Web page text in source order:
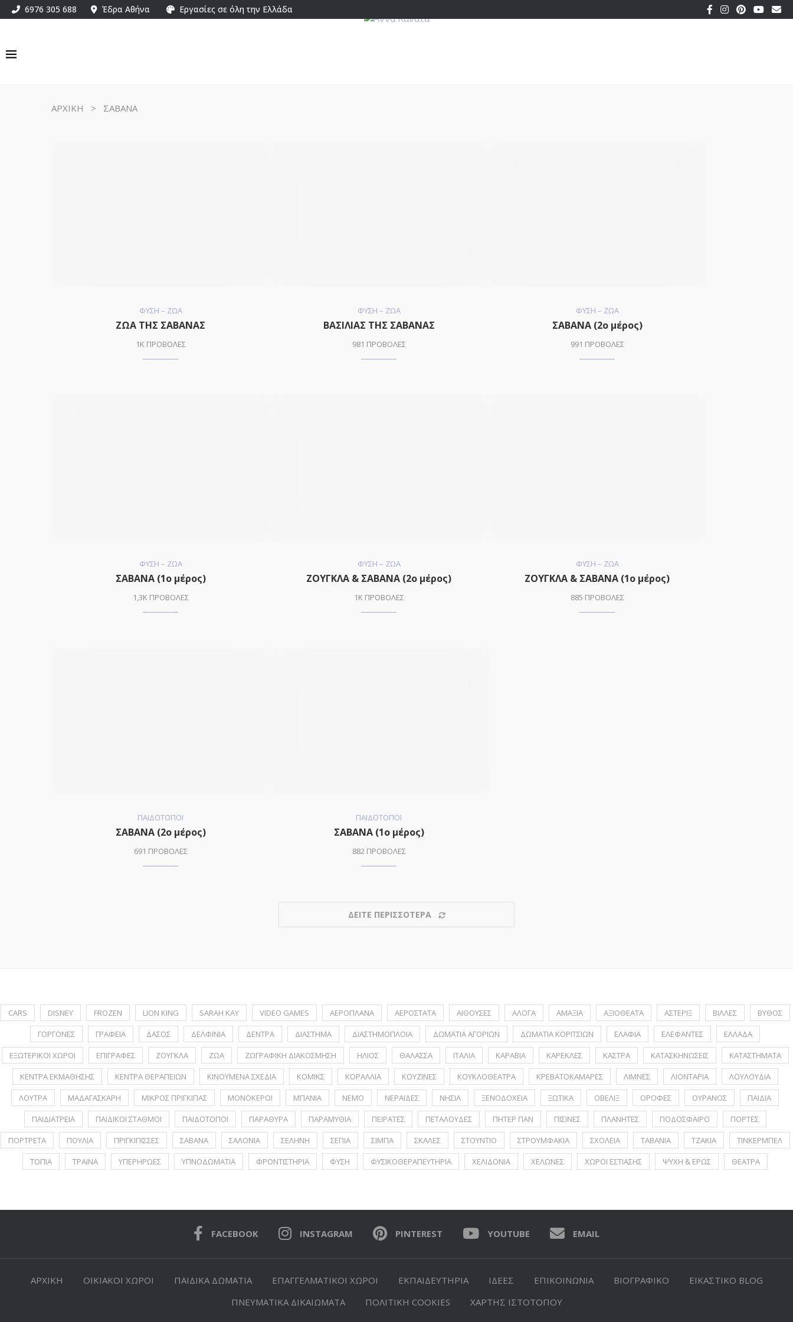
6976 305 688 Έδρα Αθήνα Εργασίες σε όλη την Ελλάδα
ΑΡΧΙΚΗ > ΣΑΒΑΝΑ
ΦΥΣΗ – ΖΩΑ
ΖΩΑ ΤΗΣ ΣΑΒΑΝΑΣ
1K ΠΡΟΒΟΛΕΣ
ΦΥΣΗ – ΖΩΑ
ΒΑΣΙΛΙΑΣ ΤΗΣ ΣΑΒΑΝΑΣ
981 ΠΡΟΒΟΛΕΣ
ΦΥΣΗ – ΖΩΑ
ΣΑΒΑΝΑ (2ο μέρος)
991 ΠΡΟΒΟΛΕΣ
ΦΥΣΗ – ΖΩΑ
ΣΑΒΑΝΑ (1ο μέρος)
1,3K ΠΡΟΒΟΛΕΣ
ΦΥΣΗ – ΖΩΑ
ΖΟΥΓΚΛΑ & ΣΑΒΑΝΑ (2ο μέρος)
1K ΠΡΟΒΟΛΕΣ
ΦΥΣΗ – ΖΩΑ
ΖΟΥΓΚΛΑ & ΣΑΒΑΝΑ (1ο μέρος)
885 ΠΡΟΒΟΛΕΣ
ΠΑΙΔΟΤΟΠΟΙ
ΣΑΒΑΝΑ (2o μέρος)
691 ΠΡΟΒΟΛΕΣ
ΠΑΙΔΟΤΟΠΟΙ
ΣΑΒΑΝΑ (1o μέρος)
882 ΠΡΟΒΟΛΕΣ
ΔΕΙΤΕ ΠΕΡΙΣΣΟΤΕΡΑ
CARS DISNEY FROZEN LION KING SARAH KAY VIDEO GAMES ΑΕΡΟΠΛΑΝΑ ΑΕΡΟΣΤΑΤΑ ΑΙΘΟΥΣΕΣ ΑΛΟΓΑ ΑΜΑΞΙΑ ΑΞΙΟΘΕΑΤΑ ΑΣΤΕΡΙΞ ΒΙΛΛΕΣ
ΒΥΘΟΣ
ΓΟΡΓΟΝΕΣ
ΓΡΑΦΕΙΑ ΔΑΣΟΣ ΔΕΛΦΙΝΙΑ ΔΕΝΤΡΑ ΔΙΑΣΤΗΜΑ ΔΙΑΣΤΗΜΟΠΛΟΙΑ ΔΩΜΑΤΙΑ ΑΓΟΡΙΩΝ ΔΩΜΑΤΙΑ ΚΟΡΙΤΣΙΩΝ ΕΛΑΦΙΑ ΕΛΕΦΑΝΤΕΣ
ΕΛΛΑΔΑ
ΕΞΩΤΕΡΙΚΟΙ ΧΩΡΟΙ
ΕΠΙΓΡΑΦΕΣ ΖΟΥΓΚΛΑ ΖΩΑ ΖΩΓΡΑΦΙΚΗ ΔΙΑΚΟΣΜΗΣΗ ΗΛΙΟΣ ΘΑΛΑΣΣΑ ΙΤΑΛΙΑ ΚΑΡΑΒΙΑ ΚΑΡΕΚΛΕΣ ΚΑΣΤΡΑ ΚΑΤΑΣΚΗΝΩΣΕΙΣ
ΚΑΤΑΣΤΗΜΑΤΑ
ΚΕΝΤΡΑ ΕΚΜΑΘΗΣΗΣ
ΚΕΝΤΡΑ ΘΕΡΑΠΕΙΩΝ ΚΙΝΟΥΜΕΝΑ ΣΧΕΔΙΑ ΚΟΜΙΚΣ ΚΟΡΑΛΛΙΑ ΚΟΥΖΙΝΕΣ ΚΟΥΚΛΟΘΕΑΤΡΑ ΚΡΕΒΑΤΟΚΑΜΑΡΕΣ ΛΙΜΝΕΣ ΛΙΟΝΤΑΡΙΑ
ΛΟΥΛΟΥΔΙΑ
ΛΟΥΤΡΑ
ΜΑΔΑΓΑΣΚΑΡΗ ΜΙΚΡΟΣ ΠΡΙΓΚΙΠΑΣ ΜΟΝΟΚΕΡΟΙ ΜΠΑΝΙΑ ΝΕΜΟ ΝΕΡΑΪΔΕΣ ΝΗΣΙΑ ΞΕΝΟΔΟΧΕΙΑ ΞΩΤΙΚΑ ΟΒΕΛΙΞ ΟΡΟΦΕΣ ΟΥΡΑΝΟΣ
ΠΑΙΔΙΑ
ΠΑΙΔΙΑΤΡΕΙΑ
ΠΑΙΔΙΚΟΙ ΣΤΑΘΜΟΙ ΠΑΙΔΟΤΟΠΟΙ ΠΑΡΑΘΥΡΑ ΠΑΡΑΜΥΘΙΑ ΠΕΙΡΑΤΕΣ ΠΕΤΑΛΟΥΔΕΣ ΠΗΤΕΡ ΠΑΝ ΠΙΣΙΝΕΣ ΠΛΑΝΗΤΕΣ ΠΟΔΟΣΦΑΙΡΟ
ΠΟΡΤΕΣ
ΠΟΡΤΡΕΤA
ΠΟΥΛΙΑ ΠΡΙΓΚΙΠΙΣΣΕΣ ΣΑΒΑΝΑ ΣΑΛΟΝΙΑ ΣΕΛΗΝΗ ΣΕΠΙΑ ΣΙΜΠΑ ΣΚΑΛΕΣ ΣΤΟΥΝΤΙΟ ΣΤΡΟΥΜΦΑΚΙΑ ΣΧΟΛΕΙΑ ΤΑΒΑΝΙΑ ΤΖΑΚΙΑ
ΤΙΝΚΕΡΜΠΕΛ
ΤΟΠΙΑ
ΤΡΑΙΝΑ ΥΠΕΡΗΡΩΕΣ ΥΠΝΟΔΩΜΑΤΙΑ ΦΡΟΝΤΙΣΤΗΡΙΑ ΦΥΣΗ ΦΥΣΙΚΟΘΕΡΑΠΕΥΤΗΡΙΑ ΧΕΛΙΔΟΝΙΑ ΧΕΛΩΝΕΣ ΧΩΡΟΙ ΕΣΤΙΑΣΗΣ ΨΥΧΗ & ΕΡΩΣ ΘΕΑΤΡΑ
FACEBOOK INSTAGRAM PINTEREST YOUTUBE EMAIL
ΑΡΧΙΚΗ ΟΙΚΙΑΚΟΙ ΧΩΡΟΙ ΠΑΙΔΙΚΑ ΔΩΜΑΤΙΑ ΕΠΑΓΓΕΛΜΑΤΙΚΟΙ ΧΩΡΟΙ ΕΚΠΑΙΔΕΥΤΗΡΙΑ ΙΔΕΕΣ ΕΠΙΚΟΙΝΩΝΙΑ ΒΙΟΓΡΑΦΙΚΟ
ΕΙΚΑΣΤΙΚΟ BLOG
ΠΝΕΥΜΑΤΙΚΑ ΔΙΚΑΙΩΜΑΤΑ
ΠΟΛΙΤΙΚΗ COOKIES ΧΑΡΤΗΣ ΙΣΤΟΤΟΠΟΥ